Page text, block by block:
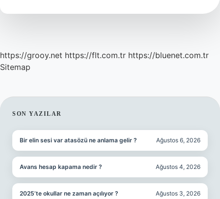
Demek
https://grooy.net https://flt.com.tr https://bluenet.com.tr
Sitemap
SIDEBAR
SON YAZILAR
Bir elin sesi var atasözü ne anlama gelir ? Ağustos 6, 2026
Avans hesap kapama nedir ? Ağustos 4, 2026
2025’te okullar ne zaman açılıyor ? Ağustos 3, 2026